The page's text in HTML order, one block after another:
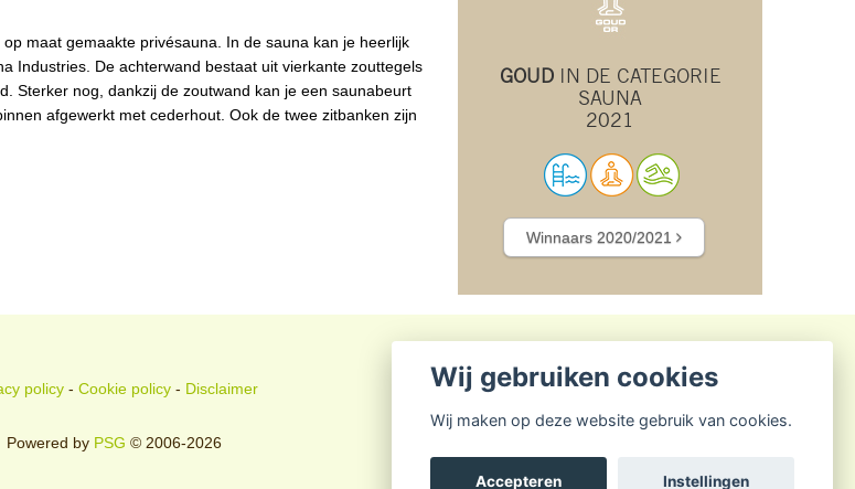
maat gemaakte privésauna. In de sauna kan je heerlijk
Industries. De achterwand bestaat uit vierkante zouttegels
Sterker nog, dankzij de zoutwand kan je een saunabeurt
afgewerkt met cederhout. Ook de twee zitbanken zijn
GOUDIN DE CATEGORIE
SAUNA
2021
Winnaars 2020/2021
policy - Cookie policy - Disclaimer
Powered by PSG © 2006-2026
Wij gebruiken cookies
Wij maken op deze website gebruik van cookies.
Accepteren Instellingen